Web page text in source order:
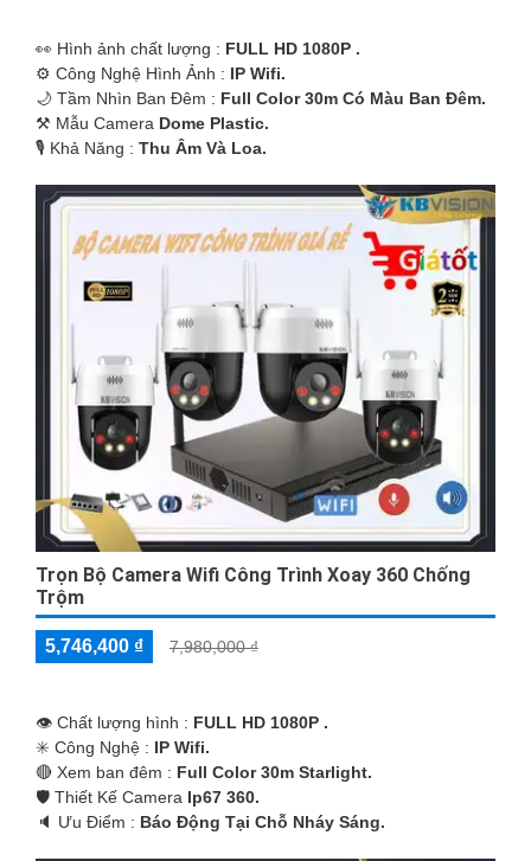
️👀 Hình ảnh chất lượng : FULL HD 1080P .
⚙ Công Nghệ Hình Ảnh : IP Wifi.
🌙 Tầm Nhìn Ban Đêm : Full Color 30m Có Màu Ban Ðêm.
⚒ Mẫu Camera Dome Plastic.
️🎙 Khả Năng : Thu Âm Và Loa.
Trọn Bộ Camera Wifi Công Trình Xoay 360 Chống
Trộm
5,746,400 ₫ 7,980,000 ₫
👁 Chất lượng hình : FULL HD 1080P .
✳️ Công Nghệ : IP Wifi.
🔴 Xem ban đêm : Full Color 30m Starlight.
🛡 Thiết Kế Camera Ip67 360.
️🔈 Ưu Điểm : Báo Động Tại Chỗ Nháy Sáng.